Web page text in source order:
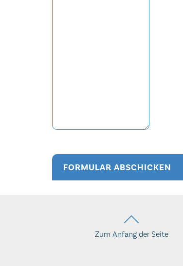
FORMULAR ABSCHICKEN
Zum Anfang der Seite